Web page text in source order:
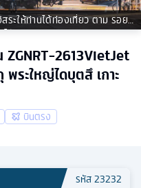
ระให้ท่านได้ท่องเที่ยว ตาม รอยซี
ดัง Can This Love Be
Translated
2613VietJet
ระใหญ่ไดบุตสึ เกาะ
บินตรง
รหัส23232